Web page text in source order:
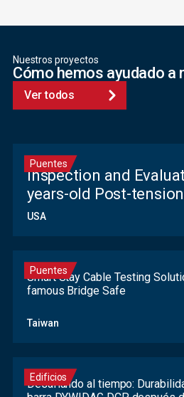
Nuestros proyectos
Cómo hemos ayudado a
Ver todos
Puentes
Inspection and
years-old Post-
USA
Puentes
Smart Stay Cable Testing
famous Bridge Safe
Taiwan
Edificios
Desafiando al tiempo: